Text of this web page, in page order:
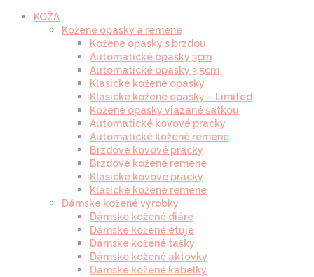
KOŽA
Kožené opasky a remene
Kožené opasky s brzdou
Automatické opasky 3cm
Automatické opasky 3.5cm
Klasické kožené opasky
Klasické kožené opasky – Limited
Kožené opasky viazané šatkou
Automatické kovové pracky
Automatické kožené remene
Brzdové kovové pracky
Brzdové kožené remene
Klasické kovové pracky
Klasické kožené remene
Dámske kožené výrobky
Dámske kožené diáre
Dámske kožené etuje
Dámske kožené tašky
Dámske kožené aktovky
Dámske kožené kabelky